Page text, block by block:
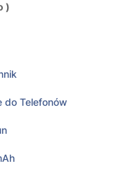
)
do Telefonów